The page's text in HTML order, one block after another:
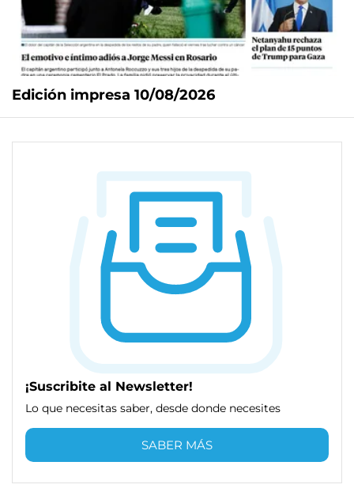
Edición impresa 10/08/2026
¡Suscribite al Newsletter!
Lo que necesitas saber, desde donde necesites
SABER MÁS